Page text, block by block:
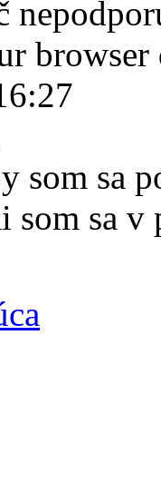
som sa
som sa v